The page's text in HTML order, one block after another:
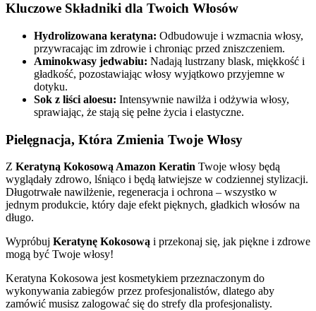
Kluczowe Składniki dla Twoich Włosów
Hydrolizowana keratyna: Odbudowuje i wzmacnia włosy,
przywracając im zdrowie i chroniąc przed zniszczeniem.
Aminokwasy jedwabiu: Nadają lustrzany blask, miękkość i
gładkość, pozostawiając włosy wyjątkowo przyjemne w
dotyku.
Sok z liści aloesu: Intensywnie nawilża i odżywia włosy,
sprawiając, że stają się pełne życia i elastyczne.
Pielęgnacja, Która Zmienia Twoje Włosy
Z Keratyną Kokosową Amazon Keratin Twoje włosy będą
wyglądały zdrowo, lśniąco i będą łatwiejsze w codziennej stylizacji.
Długotrwałe nawilżenie, regeneracja i ochrona – wszystko w
jednym produkcie, który daje efekt pięknych, gładkich włosów na
długo.
Wypróbuj Keratynę Kokosową i przekonaj się, jak piękne i zdrowe
mogą być Twoje włosy!
Keratyna Kokosowa jest kosmetykiem przeznaczonym do
wykonywania zabiegów przez profesjonalistów, dlatego aby
zamówić musisz zalogować się do strefy dla profesjonalisty.